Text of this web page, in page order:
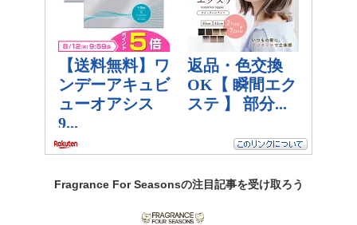
Fragrance For Seasonsの注目記事を受け取ろう